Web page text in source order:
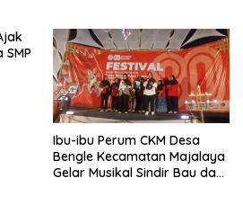
Ibu-ibu Perum CKM Desa
Bengle Kecamatan Majalaya
Gelar Musikal Sindir Bau dan